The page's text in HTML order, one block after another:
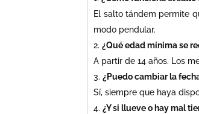
El salto tándem permite
modo pendular.
¿Qué edad mínima se
A partir de 14 años. Los
¿Puedo cambiar la
Sí, siempre que haya
¿Y si llueve o hay mal